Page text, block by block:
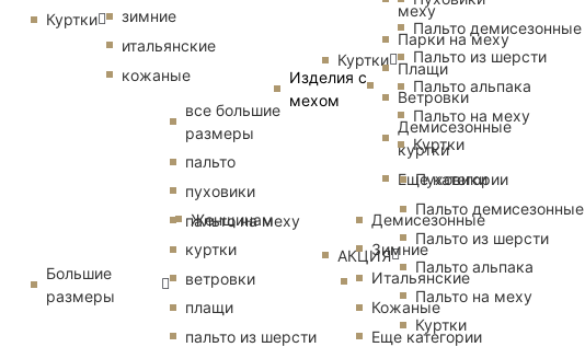
Женщинам
Изделия с
мехом
меху
Парки на меху
Плащи
Ветровки
Демисезонные
куртки
Еще категории
Демисезонные
Зимние
Итальянские
Кожаные
Еще категории
Куртки
зимние
итальянские
кожаные
Большие
размеры
все большие
размеры
пальто
пуховики
пальто на меху
куртки
ветровки
плащи
пальто из шерсти
Куртки
Пальто демисезонные
Пальто из шерсти
Пальто альпака
Пальто на меху
Куртки
АКЦИЯ
Пуховики
Пальто демисезонные
Пальто из шерсти
Пальто альпака
Пальто на меху
Куртки